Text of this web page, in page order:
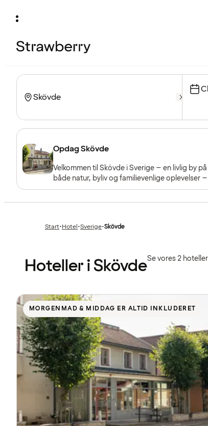
Opdag Skövde
Velkommen til Skövde i Sverige – en livlig by
både natur, byliv og familievenlige oplevelser
Start•Forrige
Hotel•Forrige
Sverige•Skövde
Hoteller i SkövdeSe vores 2 hoteller
Se
listen
over
hoteller
MORGENMAD & MIDDAG ER ALTID INKLUDERET